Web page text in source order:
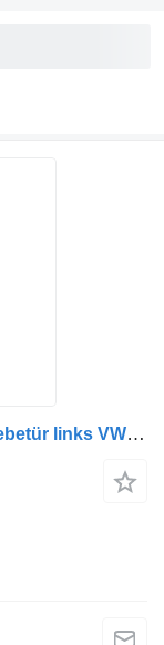
Volkswagen Diverse 2D1843107 Schiebetür links VW LT für LKW